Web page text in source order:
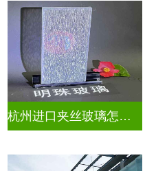
杭州进口夹丝玻璃怎么卖